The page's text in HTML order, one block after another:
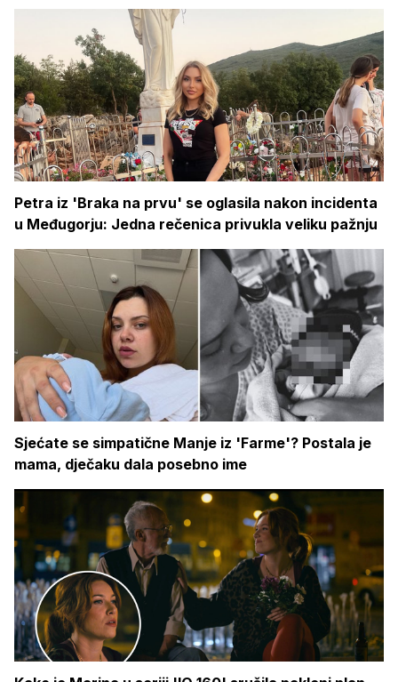
Petra iz 'Braka na prvu' se oglasila nakon incidenta
u Međugorju: Jedna rečenica privukla veliku pažnju
Sjećate se simpatične Manje iz 'Farme'? Postala je
mama, dječaku dala posebno ime